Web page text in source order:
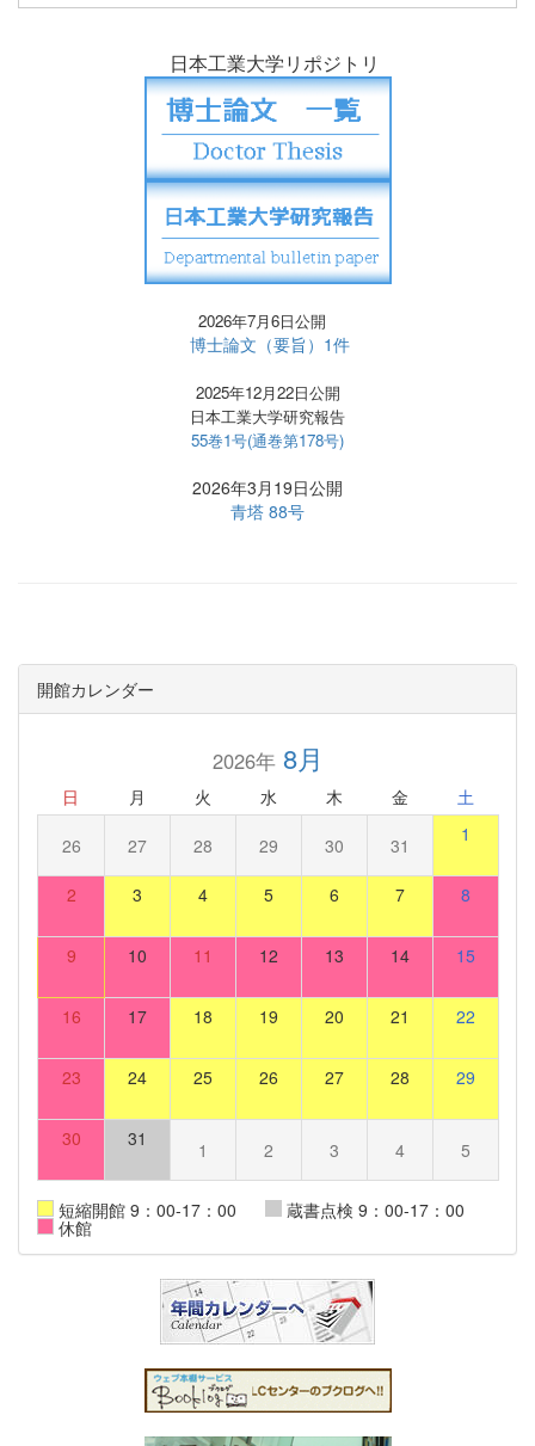
日本工業大学リポジトリ
2026年7月6日公開
博士論文（要旨）1件
2025年12月22日公開
日本工業大学研究報告
55巻1号(通巻第178号)
2026年3月19日公開
青塔 88号
開館カレンダー
2026年8月
日 月 火 水 木 金 土
26 27 28 29 30 31 1
2 3 4 5 6 7 8
9 10 11 12 13 14 15
16 17 18 19 20 21 22
23 24 25 26 27 28 29
30 31 1 2 3 4 5
短縮開館 9：00-17：00 蔵書点検 9：00-17：00
休館